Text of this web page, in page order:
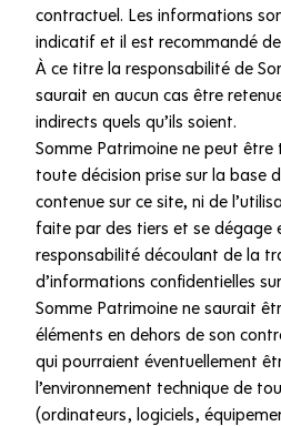
contractuel. Les informations
indicatif et il est recommandé
À ce titre la responsabilité de
saurait en aucun cas être
indirects quels qu’ils soient.
Somme Patrimoine ne peut être
toute décision prise sur la base
contenue sur ce site, ni de
faite par des tiers et se dégage
responsabilité découlant de la
d’informations confidentielles
Somme Patrimoine ne saurait
éléments en dehors de son
qui pourraient éventuellement
l’environnement technique de
(ordinateurs, logiciels,